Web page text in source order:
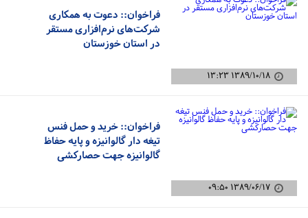
۱۳۸۹/۱۰/۱۸ ۱۳:۲۳
فراخوان:: دعوت به همکاری
شرکت‌های نرم‌افزاری مستقر
در استان خوزستان
۱۳۸۹/۰۶/۱۷ ۰۹:۵۰
فراخوان:: خرید و حمل فنس
تیغه دار گالوانیزه و پایه حفاظ
گالوانیزه جهت حصارکشی